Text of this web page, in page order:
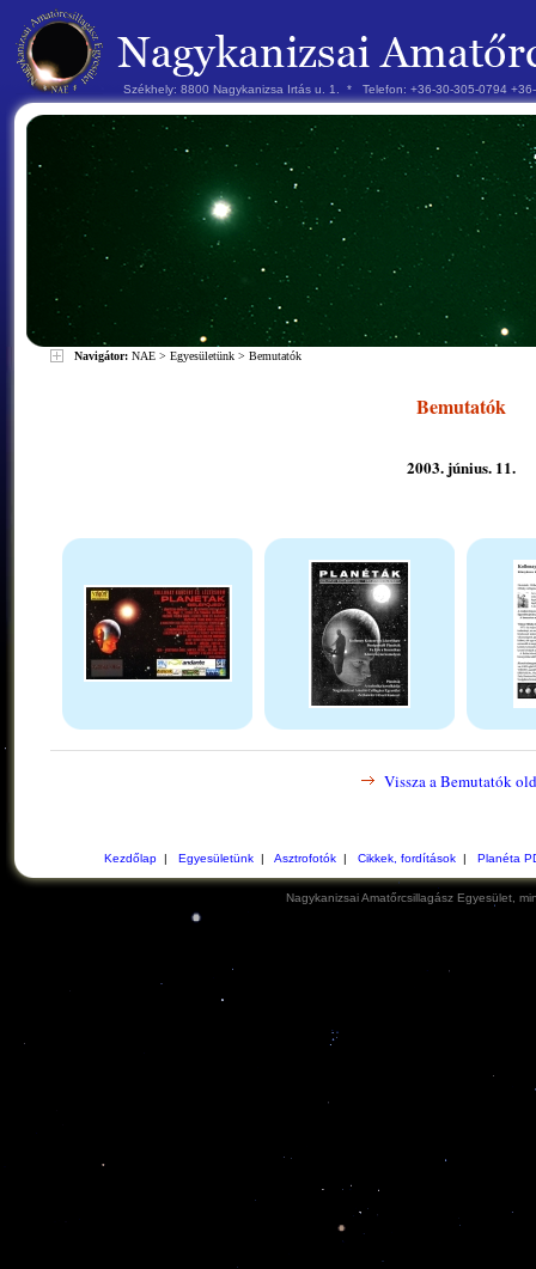
Székhely: 8800 Nagykanizsa Irtás u. 1. * Telefon: +36-30-305-0794
Navigátor: NAE > Egyesületünk > Bemutatók
Bemutatók
2003. június. 11.
Vissza a Bemutatók
Kezdőlap| Egyesületünk| Asztrofotók| Cikkek, fordítások| Planéta
Nagykanizsai Amatőrcsillagász Egyesület,